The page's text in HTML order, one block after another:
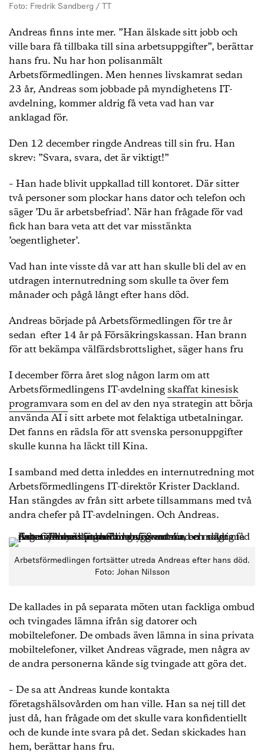
Foto: Fredrik Sandberg / TT
Andreas finns inte mer. ”Han älskade sitt jobb och
ville bara få tillbaka till sina arbetsuppgifter”, berättar
hans fru. Nu har hon polisanmält
Arbetsförmedlingen. Men hennes livskamrat sedan
23 år, Andreas som jobbade på myndighetens IT-
avdelning, kommer aldrig få veta vad han var
anklagad för.
Den 12 december ringde Andreas till sin fru. Han
skrev: ”Svara, svara, det är viktigt!”
– Han hade blivit uppkallad till kontoret. Där sitter
två personer som plockar hans dator och telefon och
säger ’Du är arbetsbefriad’. När han frågade för vad
fick han bara veta att det var misstänkta
’oegentligheter’.
Vad han inte visste då var att han skulle bli del av en
utdragen internutredning som skulle ta över fem
månader och pågå långt efter hans död.
Andreas började på Arbetsförmedlingen för tre år
sedan efter 14 år på Försäkringskassan. Han brann
för att bekämpa välfärdsbrottslighet, säger hans fru
I december förra året slog någon larm om att
Arbetsförmedlingens IT-avdelningskaffat kinesisk
programvarasom en del av den nya strategin att börja
använda AI i sitt arbete mot felaktiga utbetalningar.
Det fanns en rädsla för att svenska personuppgifter
skulle kunna ha läckt till Kina.
I samband med detta inleddes en internutredning mot
Arbetsförmedlingens IT-direktör Krister Dackland.
Han stängdes av från sitt arbete tillsammans med två
andra chefer på IT-avdelningen. Och Andreas.
Arbetsförmedlingen fortsätter utreda Andreas efter hans död.
Foto: Johan Nilsson
De kallades in på separata möten utan fackliga ombud
och tvingades lämna ifrån sig datorer och
mobiltelefoner. De ombads även lämna in sina privata
mobiltelefoner, vilket Andreas vägrade, men några av
de andra personerna kände sig tvingade att göra det.
– De sa att Andreas kunde kontakta
företagshälsovården om han ville. Han sa nej till det
just då, han frågade om det skulle vara konfidentiellt
och de kunde inte svara på det. Sedan skickades han
hem, berättar hans fru.